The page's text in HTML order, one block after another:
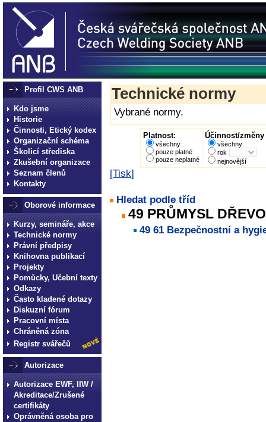
Profil CWS ANB
Kdo jsme
Historie
Činnosti, Etický kodex
Organizační schéma
Školicí střediska
Zkušební organizace
Seznam členů
Kontakty
Oborové informace
Kurzy, semináře, akce
Technické normy
Právní předpisy
Knihovna publikací
Projekty
Pomůcky, Učební texty
Odkazy
Často kladené dotazy
Diskuzní fórum
Pracovní místa
Chráněná zóna
Registr svářečů
Autorizace
Autorizace EWF, IIW /
Akreditace/Zrušené
certifikáty
Oprávněná osoba pro
Technické normy
Vybrané normy.
Platnost:
všechny
pouze platné
pouze neplatné
Účinnost/změny
všechny
rok
nejnovější
[Tisk]
Hledat podle tříd
49 PRŮMYSL
49 61 Bezpečnostní a